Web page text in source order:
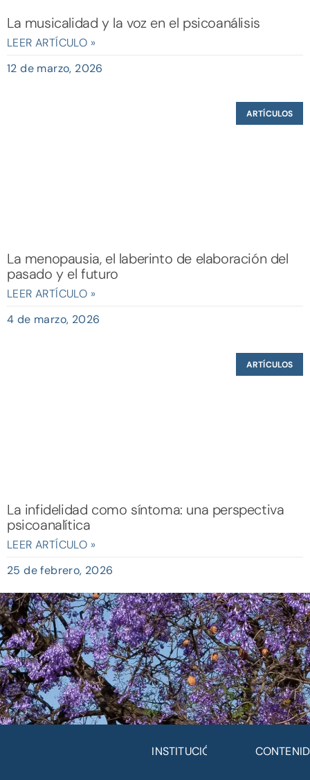
La musicalidad y la voz en el psicoanálisis
LEER ARTÍCULO »
12 de marzo, 2026
ARTÍCULOS
La menopausia, el laberinto de elaboración del
pasado y el futuro
LEER ARTÍCULO »
4 de marzo, 2026
ARTÍCULOS
La infidelidad como síntoma: una perspectiva
psicoanalítica
LEER ARTÍCULO »
25 de febrero, 2026
INSTITUCIÓN